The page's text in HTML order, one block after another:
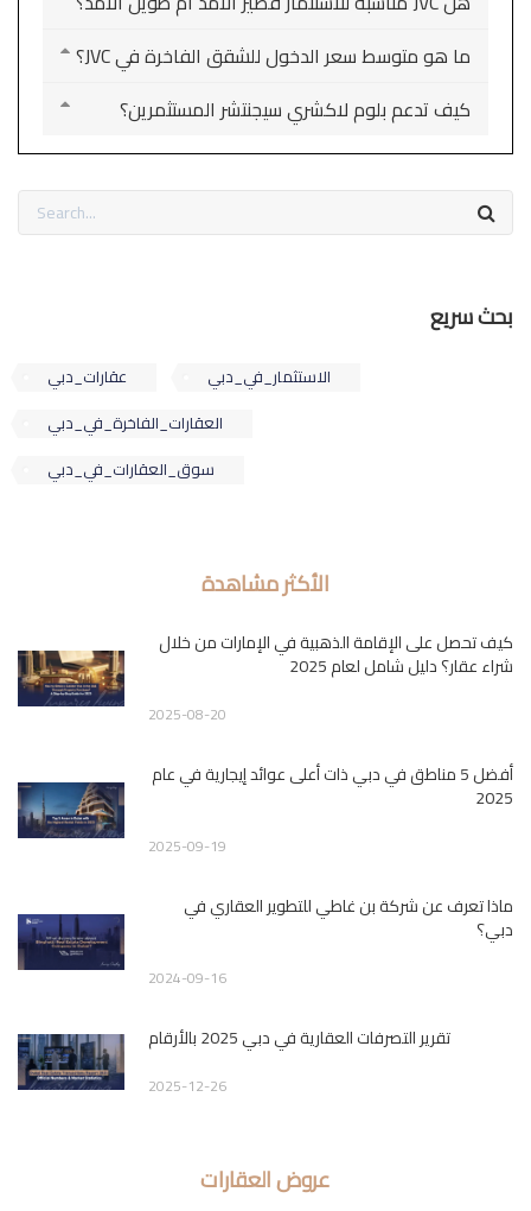
ما هو متوسط سعر الدخول للشقق الفاخرة في JVC؟
كيف تدعم بلوم لاكشري سيجنتشر المستثمرين؟
بحث سريع
عقارات_دبي
الاستثمار_في_دبي
العقارات_الفاخرة_في_دبي
سوق_العقارات_في_دبي
الأكثر مشاهدة
كيف تحصل على الإقامة الذهبية في الإمارات من خلال
شراء عقار؟ دليل شامل لعام 2025
2025-08-20
أفضل 5 مناطق في دبي ذات أعلى عوائد إيجارية في عام
2025
2025-09-19
ماذا تعرف عن شركة بن غاطي للتطوير العقاري في
دبي؟
2024-09-16
تقرير التصرفات العقارية في دبي 2025 بالأرقام
2025-12-26
عروض العقارات